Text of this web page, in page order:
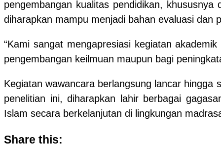
pengembangan kualitas pendidikan,
diharapkan mampu menjadi bahan evaluasi dan
“Kami sangat mengapresiasi kegiatan
pengembangan keilmuan maupun bagi
Kegiatan wawancara berlangsung lancar
penelitian ini, diharapkan lahir berbagai
Islam secara berkelanjutan di lingkungan
Share this: